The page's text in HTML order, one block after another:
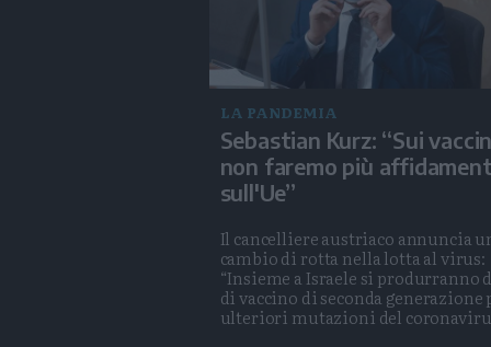
LA PANDEMIA
Sebastian Kurz: “Sui
non faremo più
sull'Ue”
Il cancelliere austriaco annuncia
cambio di rotta nella lotta al virus:
“Insieme a Israele si produrranno
di vaccino di seconda generazione
ulteriori mutazioni del